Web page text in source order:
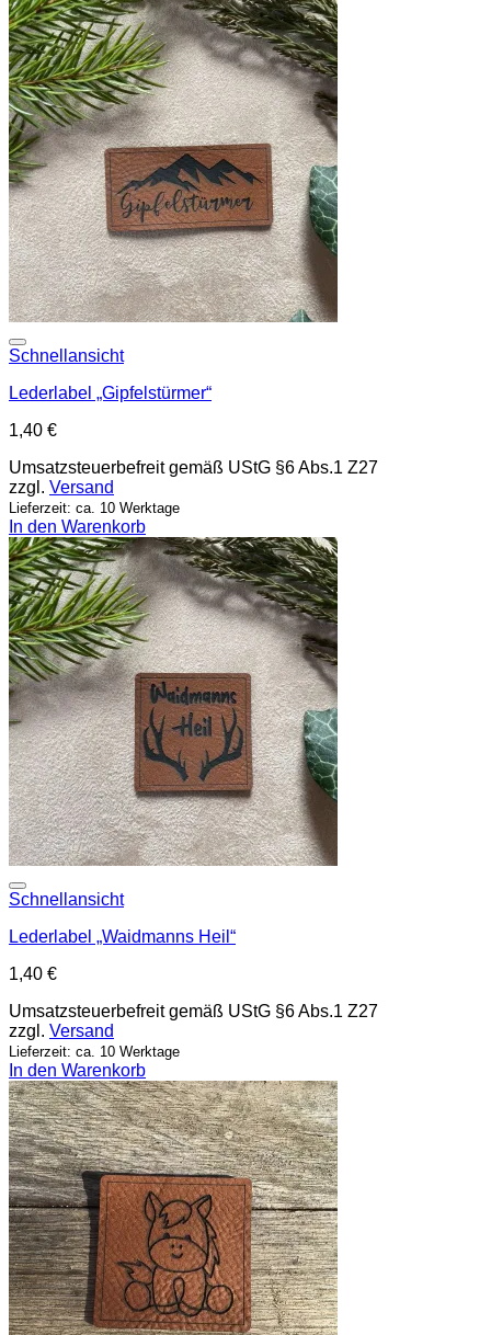
Schnellansicht
Lederlabel „Gipfelstürmer“
1,40 €
Umsatzsteuerbefreit gemäß UStG §6 Abs.1 Z27
zzgl. Versand
Lieferzeit: ca. 10 Werktage
In den Warenkorb
Schnellansicht
Lederlabel „Waidmanns Heil“
1,40 €
Umsatzsteuerbefreit gemäß UStG §6 Abs.1 Z27
zzgl. Versand
Lieferzeit: ca. 10 Werktage
In den Warenkorb